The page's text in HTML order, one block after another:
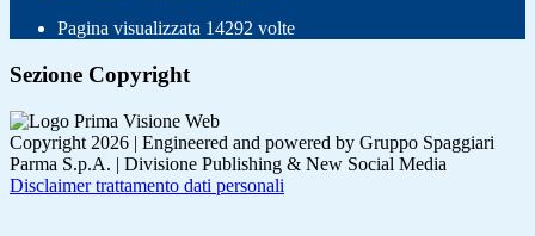
Pagina visualizzata 14292 volte
Sezione Copyright
Copyright 2026 | Engineered and powered by Gruppo Spaggiari
Parma S.p.A. | Divisione Publishing & New Social Media
Disclaimer trattamento dati personali